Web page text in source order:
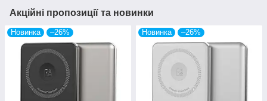
Акційні пропозиції та новинки
Новинка –26% Новинка –26%